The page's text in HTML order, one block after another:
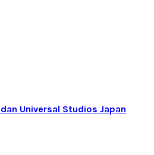
Universal Studios Japan